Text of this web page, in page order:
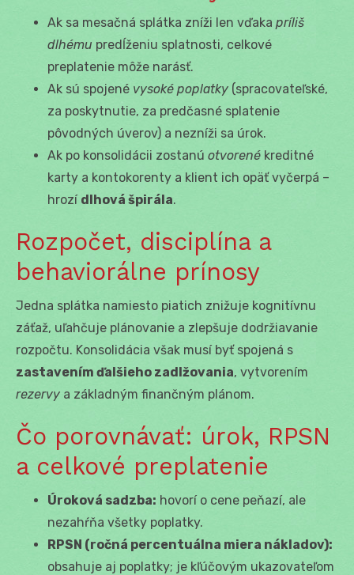
Ak sa mesačná splátka zníži len vďaka príliš
dlhému predĺženiu splatnosti, celkové
preplatenie môže narásť.
Ak sú spojené vysoké poplatky (spracovateľské,
za poskytnutie, za predčasné splatenie
pôvodných úverov) a nezníži sa úrok.
Ak po konsolidácii zostanú otvorené kreditné
karty a kontokorenty a klient ich opäť vyčerpá –
hrozí dlhová špirála.
Rozpočet, disciplína a
behaviorálne prínosy
Jedna splátka namiesto piatich znižuje kognitívnu
záťaž, uľahčuje plánovanie a zlepšuje dodržiavanie
rozpočtu. Konsolidácia však musí byť spojená s
zastavením ďalšieho zadlžovania, vytvorením
rezervy a základným finančným plánom.
Čo porovnávať: úrok, RPSN
a celkové preplatenie
Úroková sadzba: hovorí o cene peňazí, ale
nezahŕňa všetky poplatky.
RPSN (ročná percentuálna miera nákladov):
obsahuje aj poplatky; je kľúčovým ukazovateľom